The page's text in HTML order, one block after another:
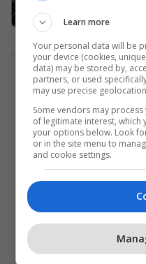
hapje
Learn more
Your personal data will be
your device (cookies,
data) may be stored by,
partners, or used
may use precise
Some vendors may
of legitimate interest, which
your options below. Look
or in the site menu to
and cookie settings.